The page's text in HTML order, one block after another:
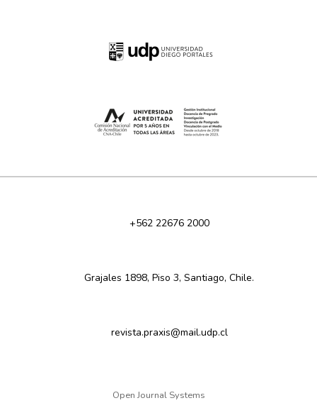
+562 22676 2000
Grajales 1898, Piso 3, Santiago, Chile.
revista.praxis@mail.udp.cl
Open Journal Systems